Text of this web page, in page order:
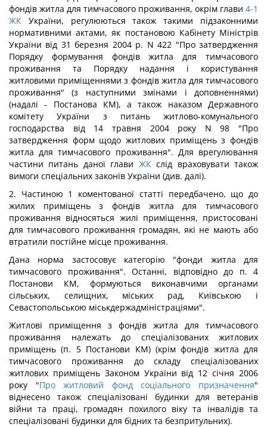
фондів житла для тимчасового проживання, окрім глави 4-1
ЖК України, регулюються також такими підзаконними
нормативними актами, як постановою Кабінету Міністрів
України від 31 березня 2004 р. N 422 "Про затвердження
Порядку формування фондів житла для тимчасового
проживання та Порядку надання і користування
житловими приміщеннями з фондів житла для тимчасового
проживання" (з наступними змінами і доповненнями)
(надалі - Постанова КМ), а також наказом Державного
комітету України з питань житлово-комунального
господарства від 14 травня 2004 року N 98 "Про
затвердження форм щодо житлових приміщень з фондів
житла для тимчасового проживання". Для врегулювання
частини питань даної глави ЖКслід враховувати також
вимоги спеціальних законів України (див. далі).
2. Частиною 1 коментованої статті передбачено, що до
жилих приміщень з фондів житла для тимчасового
проживання відносяться жилі приміщення, пристосовані
для тимчасового проживання громадян, які не мають або
втратили постійне місце проживання.
Дана норма застосовує категорію "фонди житла для
тимчасового проживання". Останні, відповідно до п. 4
Постанови КМ, формуються виконавчими органами
сільських, селищних, міських рад, Київською і
Севастопольською міськдержадміністраціями".
Житлові приміщення з фондів житла для тимчасового
проживання належать до спеціалізованих житлових
приміщень (п. 5 Постанови КМ) (крім фондів житла для
тимчасового проживання до складу спеціалізованих
житлових приміщень Законом України від 12 січня 2006
року "Про житловий фонд соціального призначення"
віднесено також спеціалізовані будинки для ветеранів
війни та праці, громадян похилого віку та інвалідів та
спеціалізовані будинки для бідних та безпритульних).